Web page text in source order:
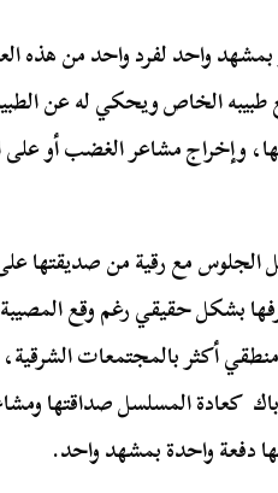
واحد لفرد واحد من هذه
الخاص ويحكي له عن
وإخراج مشاعر الغضب أو على
الجلوس مع رقية من صديقتها
بشكل حقيقي رغم وقع
أكثر بالمجتمعات
كعادة المسلسل صداقتها
دفعة واحدة بمشهد واحد.